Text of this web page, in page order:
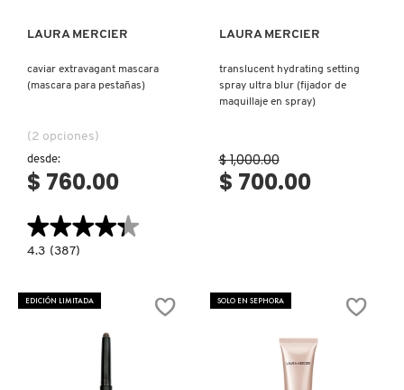
TONYMOLY
TOO FACED
TRULY BEAUTY
TWEEZERMAN
URBAN DECAY
VALENTINO
LAURA MERCIER
caviar extravagant mascara
(mascara para pestañas)
(2 opciones)
desde:
$ 760.00
★★★★★
★★★★★
4.3
MASCARA
4.3 (387)
LAURA MERCIER
translucent hydrating setting
spray ultra blur (fijador de
maquillaje en spray)
$ 1,000.00
$ 700.00
EDICIÓN LIMITADA SOLO EN SEPHORA